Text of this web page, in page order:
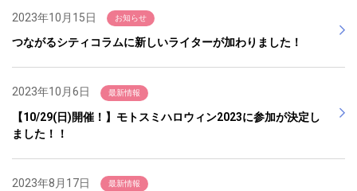
2023年10月15日 お知らせ
つながるシティコラムに新しいライターが加わりました！
2023年10月6日 最新情報
【10/29(日)開催！】モトスミハロウィン2023に参加が決定し
ました！！
2023年8月17日 最新情報